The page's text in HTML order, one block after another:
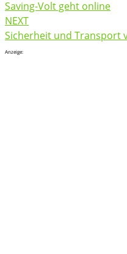
navigation
Saving-Volt geht online
NEXT
Sicherheit und Transport
Anzeige: